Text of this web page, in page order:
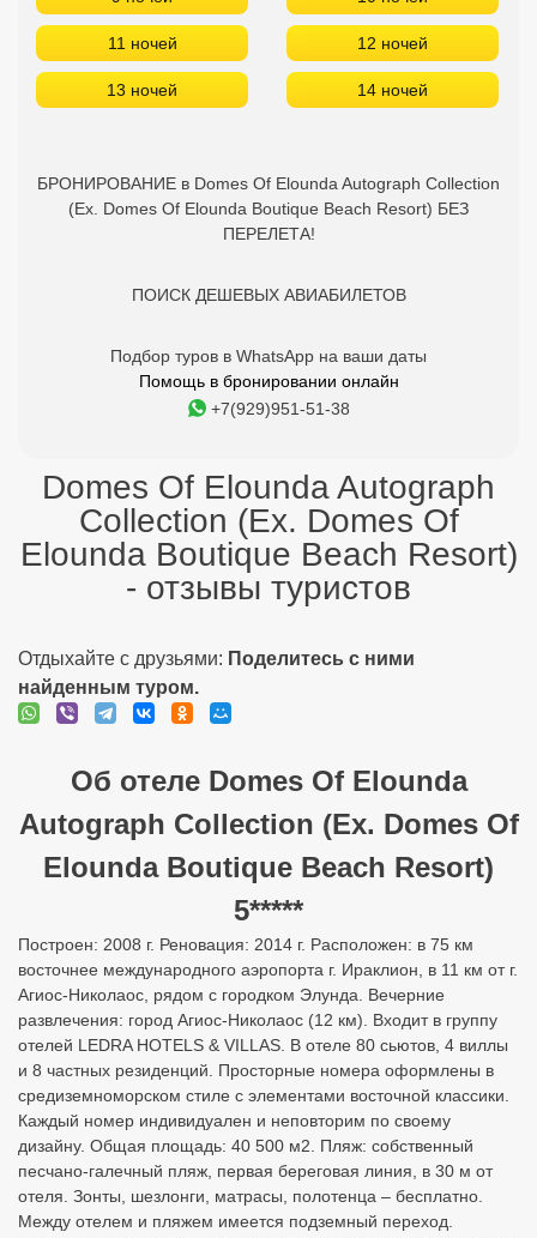
ПОИСК ДЕШЕВЫХ АВИАБИЛЕТОВ
+7(929)951-51-38
Domes Of Elounda Autograph
Collection (Ex. Domes Of
- отзывы туристов
Отдыхайте с друзьями:
Поделитесь с ними
Об отеле Domes Of Elounda
Autograph Collection (Ex. Domes Of
5*****
Построен: 2008 г. Реновация: 2014 г. Расположен: в 75 км
развлечения: город Агиос-Николаос (12 км). Входит в группу
отелей LEDRA HOTELS & VILLAS. В отеле 80 сьютов, 4 виллы
и 8 частных резиденций. Просторные номера оформлены в
средиземноморском стиле с элементами восточной классики.
Каждый номер индивидуален и неповторим по своему
дизайну. Общая площадь: 40 500 м2. Пляж: собственный
песчано-галечный пляж, первая береговая линия, в 30 м от
отеля. Зонты, шезлонги, матрасы, полотенца – бесплатно.
Между отелем и пляжем имеется подземный переход.
Протяженность пляжа – 700 м. Размещение с животными: нет.
Номер телефона: +30 (28410) 43500 / 41603. Адрес: Crete,
72053 Elounda. Дополнительная информация: до отеля
рекомендуется бронировать индивидуальный трансфер.